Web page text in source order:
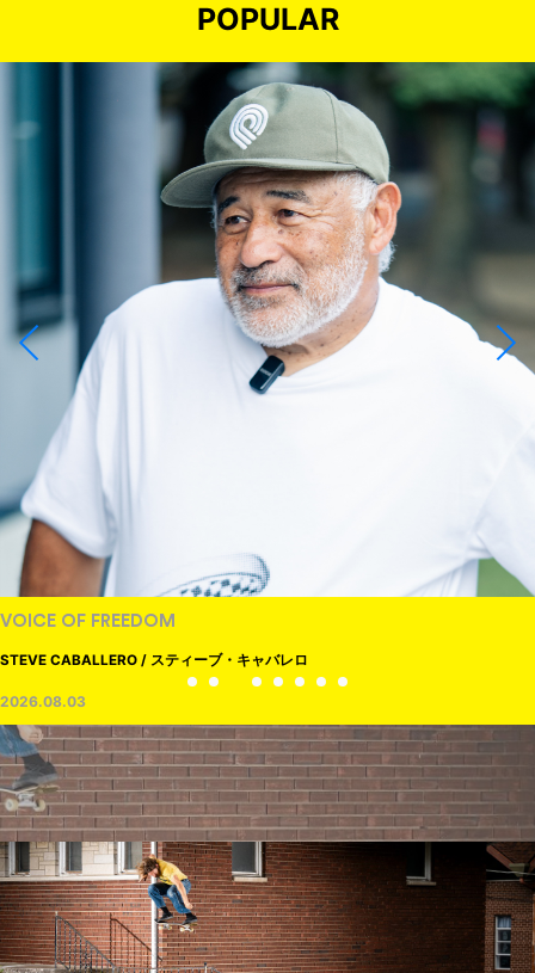
POPULAR
VOICE OF FREEDOM
STEVE CABALLERO / スティーブ・キャバレロ
2026.08.03